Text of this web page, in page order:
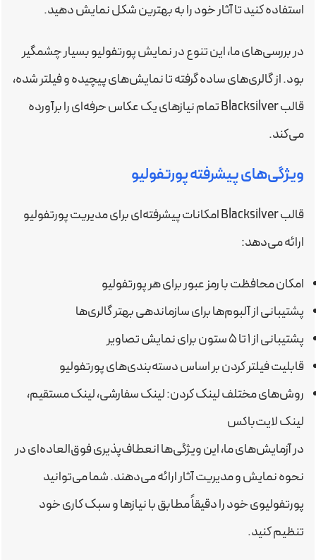
استفاده کنید تا آثار خود را به بهترین شکل نمایش دهید.
در بررسی‌های ما، این تنوع در نمایش پورتفولیو بسیار چشمگیر
بود. از گالری‌های ساده گرفته تا نمایش‌های پیچیده و فیلتر شده،
قالب Blacksilver تمام نیازهای یک عکاس حرفه‌ای را برآورده
می‌کند.
ویژگی‌های پیشرفته پورتفولیو
قالب Blacksilver امکانات پیشرفته‌ای برای مدیریت پورتفولیو
ارائه می‌دهد:
امکان محافظت با رمز عبور برای هر پورتفولیو
پشتیبانی از آلبوم‌ها برای سازماندهی بهتر گالری‌ها
پشتیبانی از 1 تا 5 ستون برای نمایش تصاویر
قابلیت فیلتر کردن بر اساس دسته‌بندی‌های پورتفولیو
روش‌های مختلف لینک کردن: لینک سفارشی، لینک مستقیم،
لینک لایت‌باکس
در آزمایش‌های ما، این ویژگی‌ها انعطاف‌پذیری فوق‌العاده‌ای در
نحوه نمایش و مدیریت آثار ارائه می‌دهند. شما می‌توانید
پورتفولیوی خود را دقیقاً مطابق با نیازها و سبک کاری خود
تنظیم کنید.